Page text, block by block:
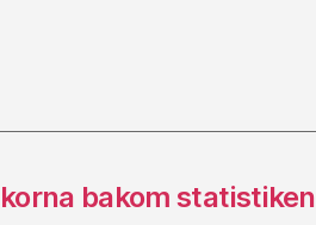
bakom statistiken